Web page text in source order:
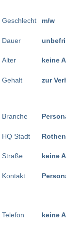
Geschlecht
Dauer
Alter
Gehalt
m/w
keine
zur
Branche
HQ Stadt
Straße
Kontakt
Telefon
keine
keine